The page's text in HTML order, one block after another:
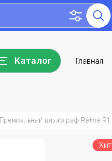
Каталог Главная
Премиальный визиограф Refine R1
Хит